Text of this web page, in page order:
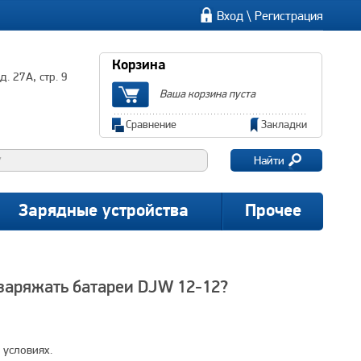
Вход \ Регистрация
27А, стр. 9
Корзина
Ваша корзина пуста
Сравнение Закладки
Найти
Зарядные устройства Прочее
батареи DJW 12-12?